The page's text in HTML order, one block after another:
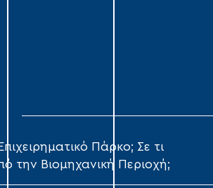
Πάρκο; Σε τι
την Βιομηχανική Περιοχή;